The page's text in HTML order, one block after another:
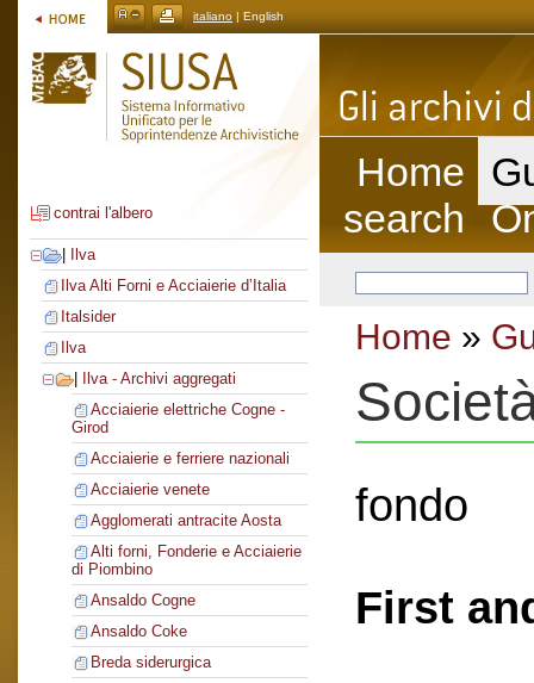
italiano | English
contrai l'albero
Ilva
Ilva Alti Forni e Acciaierie d’Italia
Italsider
Ilva
Ilva - Archivi aggregati
Acciaierie elettriche Cogne -
Girod
Acciaierie e ferriere nazionali
Acciaierie venete
Agglomerati antracite Aosta
Alti forni, Fonderie e Acciaierie
di Piombino
Ansaldo Cogne
Ansaldo Coke
Breda siderurgica
Home
search
Home »
fondo
First